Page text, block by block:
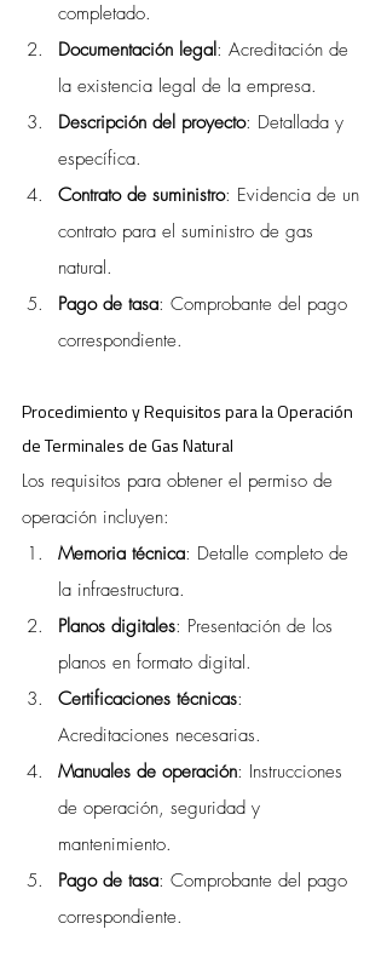
completado.
Documentación legal: Acreditación de
la existencia legal de la empresa.
Descripción del proyecto: Detallada y
específica.
Contrato de suministro: Evidencia de un
contrato para el suministro de gas
natural.
Pago de tasa: Comprobante del pago
correspondiente.
Procedimiento y Requisitos para la Operación
de Terminales de Gas Natural
Los requisitos para obtener el permiso de
operación incluyen:
Memoria técnica: Detalle completo de
la infraestructura.
Planos digitales: Presentación de los
planos en formato digital.
Certificaciones técnicas:
Acreditaciones necesarias.
Manuales de operación: Instrucciones
de operación, seguridad y
mantenimiento.
Pago de tasa: Comprobante del pago
correspondiente.